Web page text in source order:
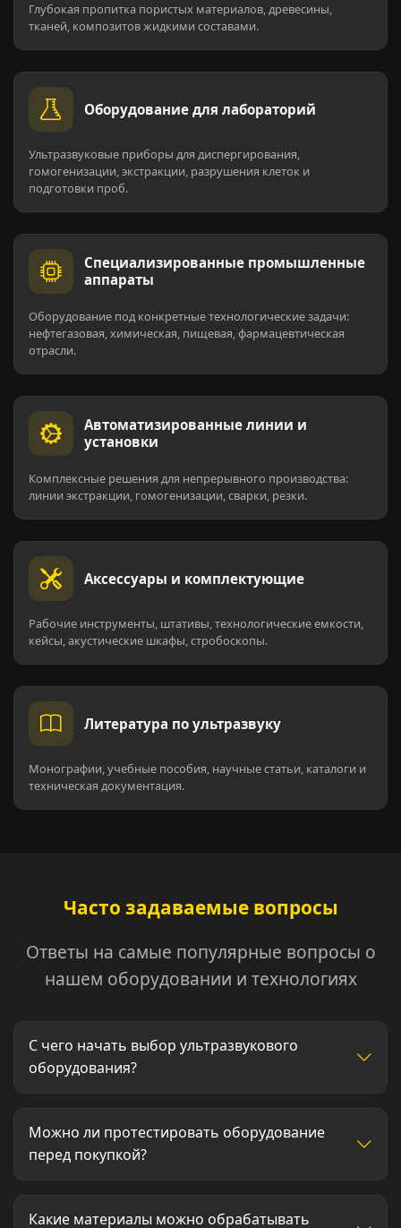
Глубокая пропитка пористых материалов, древесины,
тканей, композитов жидкими составами.
Оборудование для лабораторий
Ультразвуковые приборы для диспергирования,
гомогенизации, экстракции, разрушения клеток и
подготовки проб.
Специализированные промышленные
аппараты
Оборудование под конкретные технологические задачи:
нефтегазовая, химическая, пищевая, фармацевтическая
отрасли.
Автоматизированные линии и
установки
Комплексные решения для непрерывного производства:
линии экстракции, гомогенизации, сварки, резки.
Аксессуары и комплектующие
Рабочие инструменты, штативы, технологические емкости,
кейсы, акустические шкафы, стробоскопы.
Литература по ультразвуку
Монографии, учебные пособия, научные статьи, каталоги и
техническая документация.
Часто задаваемые вопросы
Ответы на самые популярные вопросы о
нашем оборудовании и технологиях
С чего начать выбор ультразвукового
оборудования?
Можно ли протестировать оборудование
перед покупкой?
Какие материалы можно обрабатывать